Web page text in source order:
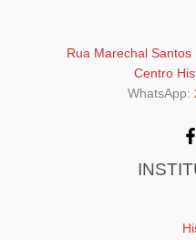
Rua Marechal
Centro
WhatsApp: